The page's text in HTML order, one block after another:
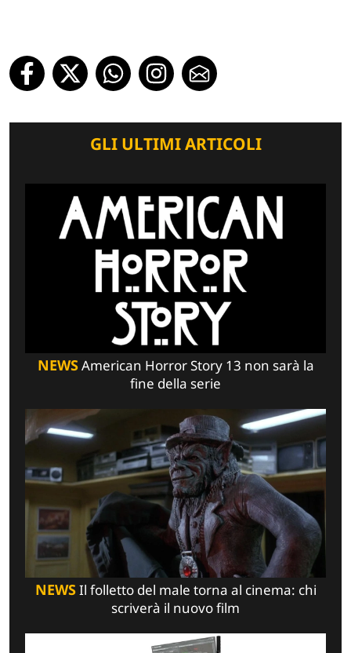
GLI ULTIMI ARTICOLI
NEWSAmerican Horror Story 13 non sarà la
fine della serie
NEWSIl folletto del male torna al cinema: chi
scriverà il nuovo film